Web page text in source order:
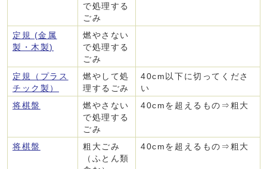
で処理する
ごみ
定規 (金属
製・木製)
燃やさない
で処理する
ごみ
定規（プラス
チック製）
燃やして処
理するごみ
40cm以下に切ってくださ
い
将棋盤
燃やさない
で処理する
ごみ
40cmを超えるもの⇒粗大
将棋盤
粗大ごみ
（ふとん類
40cmを超えるもの⇒粗大